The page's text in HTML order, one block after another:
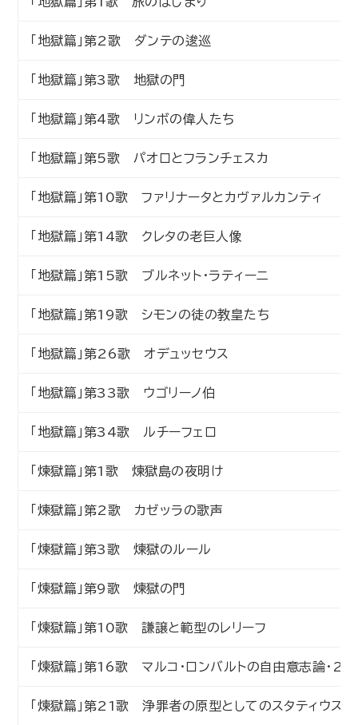
「地獄篇」第2歌 ダンテの逡巡
「地獄篇」第3歌 地獄の門
「地獄篇」第4歌 リンボの偉人たち
「地獄篇」第5歌 パオロとフランチェスカ
「地獄篇」第10歌 ファリナータとカヴァルカンティ
「地獄篇」第14歌 クレタの老巨人像
「地獄篇」第15歌 ブルネット・ラティーニ
「地獄篇」第19歌 シモンの徒の教皇たち
「地獄篇」第26歌 オデュッセウス
「地獄篇」第33歌 ウゴリーノ伯
「地獄篇」第34歌 ルチーフェロ
「煉獄篇」第1歌 煉獄島の夜明け
「煉獄篇」第2歌 カゼッラの歌声
「煉獄篇」第3歌 煉獄のルール
「煉獄篇」第9歌 煉獄の門
「煉獄篇」第10歌 謙譲と範型のレリーフ
「煉獄篇」第16歌 マルコ・ロンバルトの自由意志論・2
「煉獄篇」第21歌 浄罪者の原型としてのスタティウス